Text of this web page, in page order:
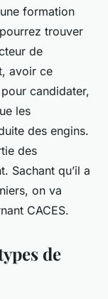
formation
trouver
de
avoir ce
candidater,
les
des engins.
des
Sachant qu’il a
on va
CACES.
de